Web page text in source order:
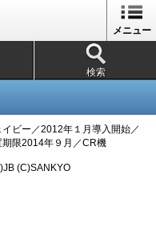
メニュー
検索
イビー／2012年１月導入開始／
期限2014年９月／CR機
(C)SANKYO